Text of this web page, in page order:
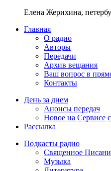
Елена Жерихина,
Главная
О радио
Авторы
Передачи
Архив вещания
Ваш вопрос в
Контакты
День за днем
Анонсы передач
Новое на Сервисе
Рассылка
Подкасты радио
Священное
Музыка